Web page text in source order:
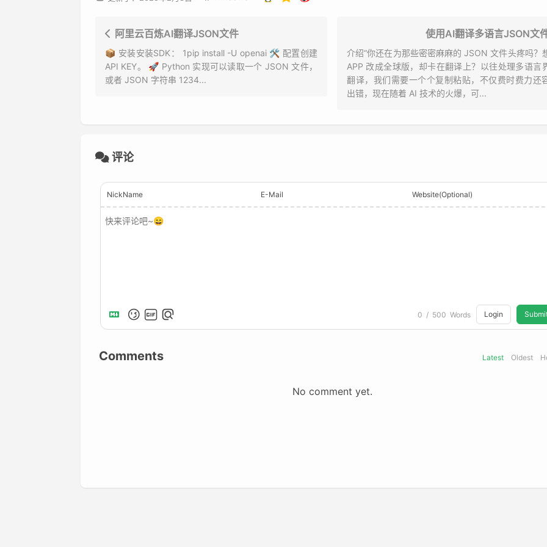
阿里云百炼AI翻译JSON文件
📦 安装安装SDK： 1pip install -U openai 🛠️ 配置创建
API KEY。 🚀 Python 实现可以读取一个 JSON 文件，
或者 JSON 字符串 1234...
使用AI翻译多语言JSON文
介绍“你还在为那些密密麻麻的 JSON 文件头疼吗？
APP 改成全球版，却卡在翻译上？以往处理多语言
翻译，我们需要一个个复制粘贴，不仅费时费力还
出错，现在随着 AI 技术的火爆，可...
评论
NickName E-Mail Website(Optional)
0 / 500 Words Login
Comments Latest Oldest
No comment yet.